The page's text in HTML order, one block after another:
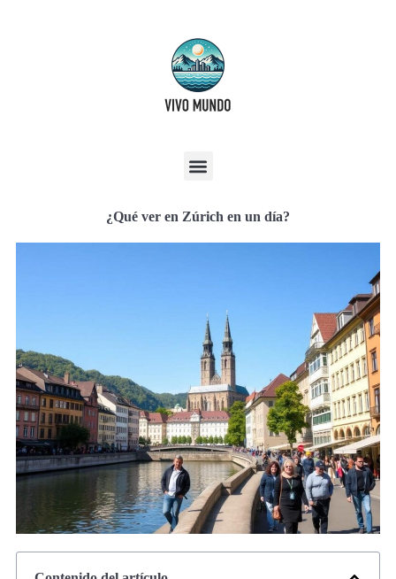
¿Qué ver en Zúrich en un día?